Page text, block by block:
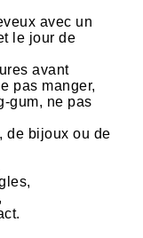
avec un
le jour de
avant
pas manger,
gum, ne pas
de bijoux ou de